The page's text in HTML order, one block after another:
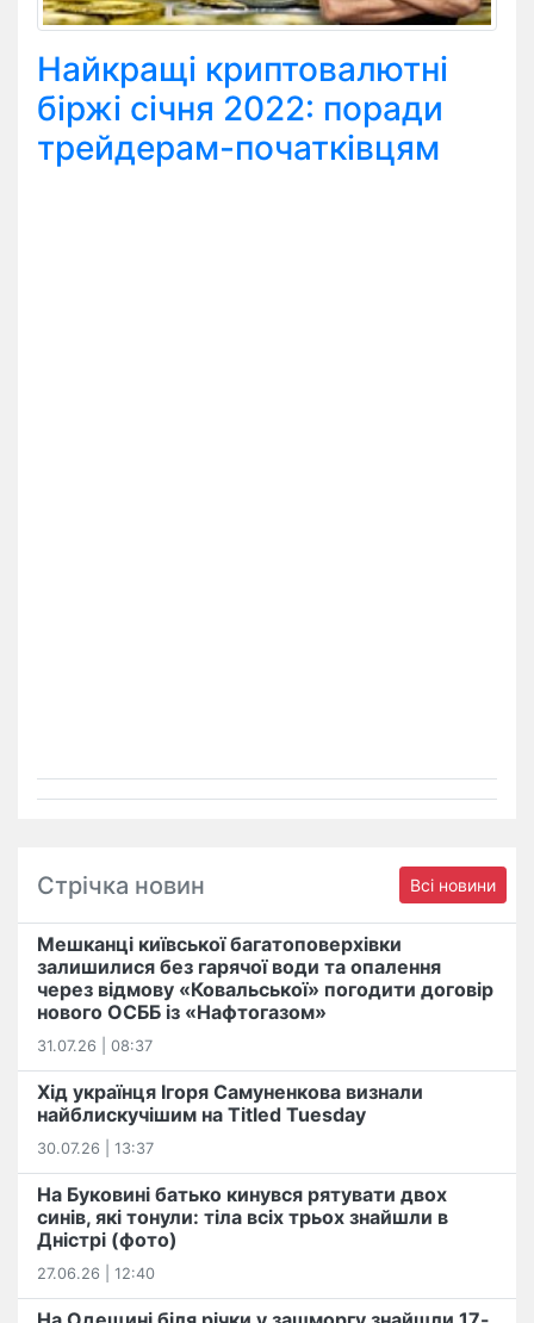
Найкращі криптовалютні
біржі січня 2022: поради
трейдерам-початківцям
Стрічка новин Всі новини
Мешканці київської багатоповерхівки
залишилися без гарячої води та опалення
через відмову «Ковальської» погодити договір
нового ОСББ із «Нафтогазом»
31.07.26 | 08:37
Хід українця Ігоря Самуненкова визнали
найблискучішим на Titled Tuesday
30.07.26 | 13:37
На Буковині батько кинувся рятувати двох
синів, які тонули: тіла всіх трьох знайшли в
Дністрі (фото)
27.06.26 | 12:40